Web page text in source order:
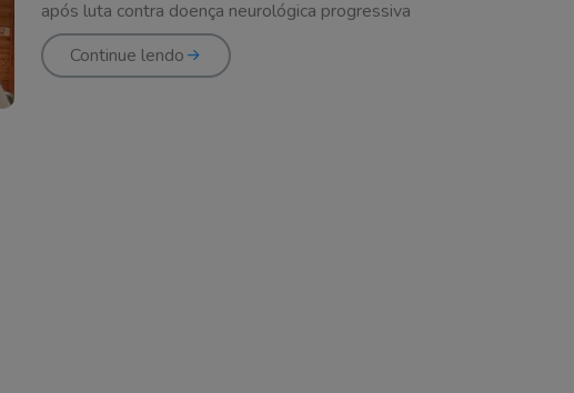
após luta contra doença neurológica progressiva
Continue lendo